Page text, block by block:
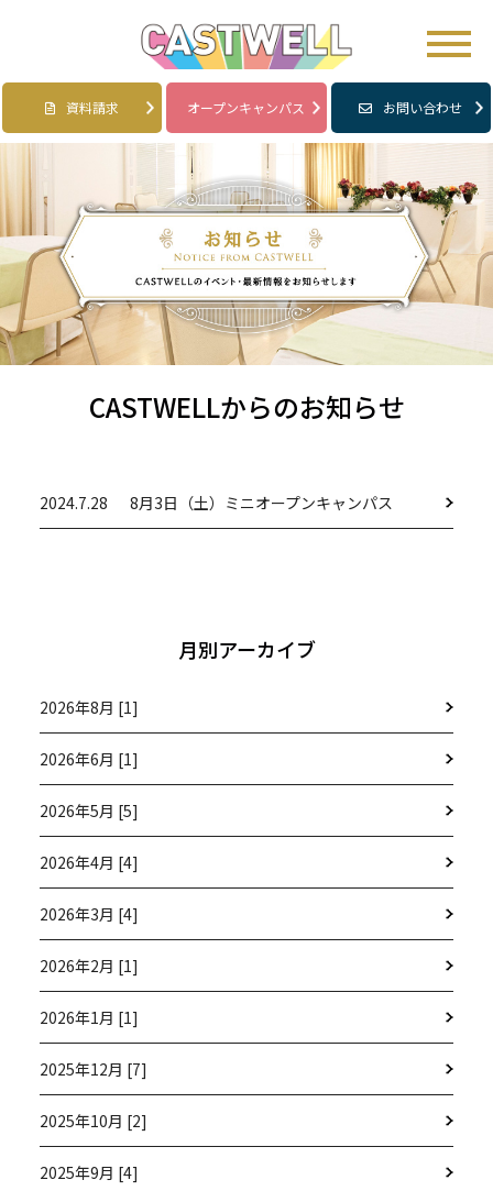
資料請求 オープンキャンパス お問い合わせ
CASTWELLからのお知らせ
2024.7.28 8月3日（土）ミニオープンキャンパス
月別アーカイブ
2026年8月 [1]
2026年6月 [1]
2026年5月 [5]
2026年4月 [4]
2026年3月 [4]
2026年2月 [1]
2026年1月 [1]
2025年12月 [7]
2025年10月 [2]
2025年9月 [4]